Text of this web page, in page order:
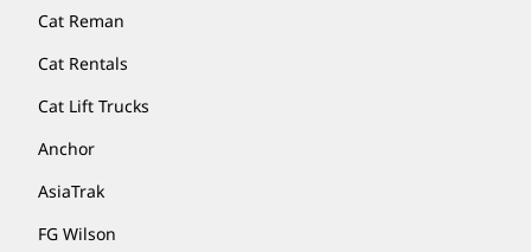
Cat Reman
Cat Rentals
Cat Lift Trucks
Anchor
AsiaTrak
FG Wilson